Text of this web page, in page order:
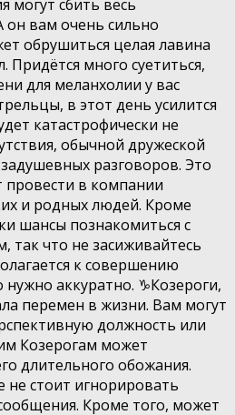
могут сбить весь
он вам очень сильно
обрушиться целая лавина
Придётся много суетиться,
для меланхолии у вас
в этот день усилится
катастрофически не
обычной дружеской
разговоров. Это
провести в компании
и родных людей. Кроме
шансы познакомиться с
так что не засиживайтесь
к совершению
аккуратно. ♑️Козероги,
перемен в жизни. Вам могут
должность или
Козерогам может
длительного обожания.
не стоит игнорировать
Кроме того, может